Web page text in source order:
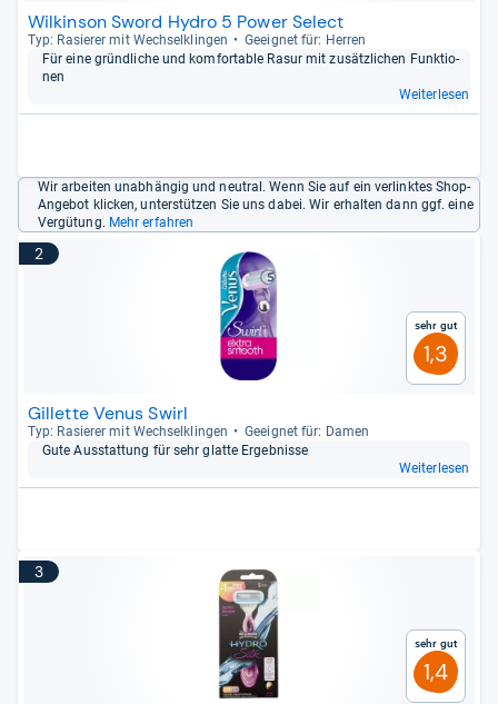
Wilkinson Sword Hydro 5 Power Select
Typ: Rasie­rer mit Wech­sel­klin­gen
Geeig­net für: Her­ren
Für eine gründ­li­che und kom­for­ta­ble Rasur mit zusätz­li­chen Funk­tio­
nen
Weiterlesen
Wir arbeiten unabhängig und neutral. Wenn Sie auf ein verlinktes Shop-
Angebot klicken, unterstützen Sie uns dabei. Wir erhalten dann ggf. eine
Vergütung. Mehr erfahren
2
Sehr gut
1,3
Gillette Venus Swirl
Typ: Rasie­rer mit Wech­sel­klin­gen
Geeig­net für: Damen
Gute Aus­stat­tung für sehr glatte Ergeb­nisse
Weiterlesen
3
Sehr gut
1,4